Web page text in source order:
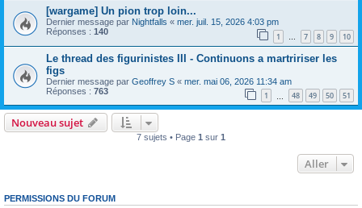
[wargame] Un pion trop loin...
Dernier message par Nightfalls « mer. juil. 15, 2026 4:03 pm
Réponses : 140 1 … 7 8 9 10
Le thread des figurinistes III - Continuons a martririser les
figs
Dernier message par Geoffrey S « mer. mai 06, 2026 11:34 am
Réponses : 763 1 48 49 50 51
Nouveau sujet
7 sujets • Page 1 sur 1
Aller
PERMISSIONS DU FORUM